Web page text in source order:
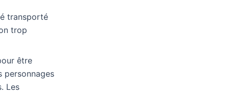
transporté
trop
être
personnages
Les